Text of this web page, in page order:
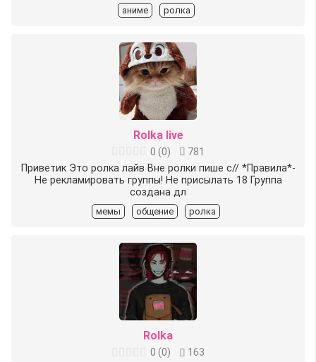
аниме ролка
Rolka live
0 (0)
781
Приветик Это ролка лайв Вне ролки пише с// *Правила*-
Не рекламировать группы! Не присылать 18 Группа
создана дл
мемы общение ролка
Rolka
0 (0)
163